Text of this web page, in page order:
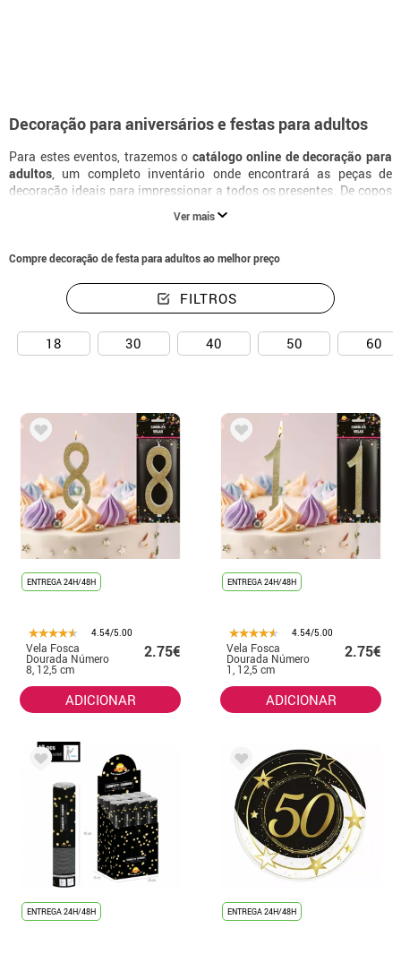
Decoração para aniversários e festas para adultos
Para estes eventos, trazemos o catálogo online de decoração para
adultos, um completo inventário onde encontrará as peças de
decoração ideais para impressionar a todos os presentes. De copos
a guirlandas, encontrará fantásticos elementos com os quais se
destacará sua festa entre todas. Embora, se você preferir uma
guardanapos unicolores serão integrados criando um espaço
Ver mais
Compre decoração de festa para adultos ao melhor preço
FILTROS
18 30 40 50 60
ENTREGA 24H/48H
4.54/5.00
Vela Fosca
Dourada Número
8, 12,5 cm
2.75€
ADICIONAR
ENTREGA 24H/48H
4.54/5.00
Vela Fosca
Dourada Número
1, 12,5 cm
2.75€
ADICIONAR
ENTREGA 24H/48H ENTREGA 24H/48H